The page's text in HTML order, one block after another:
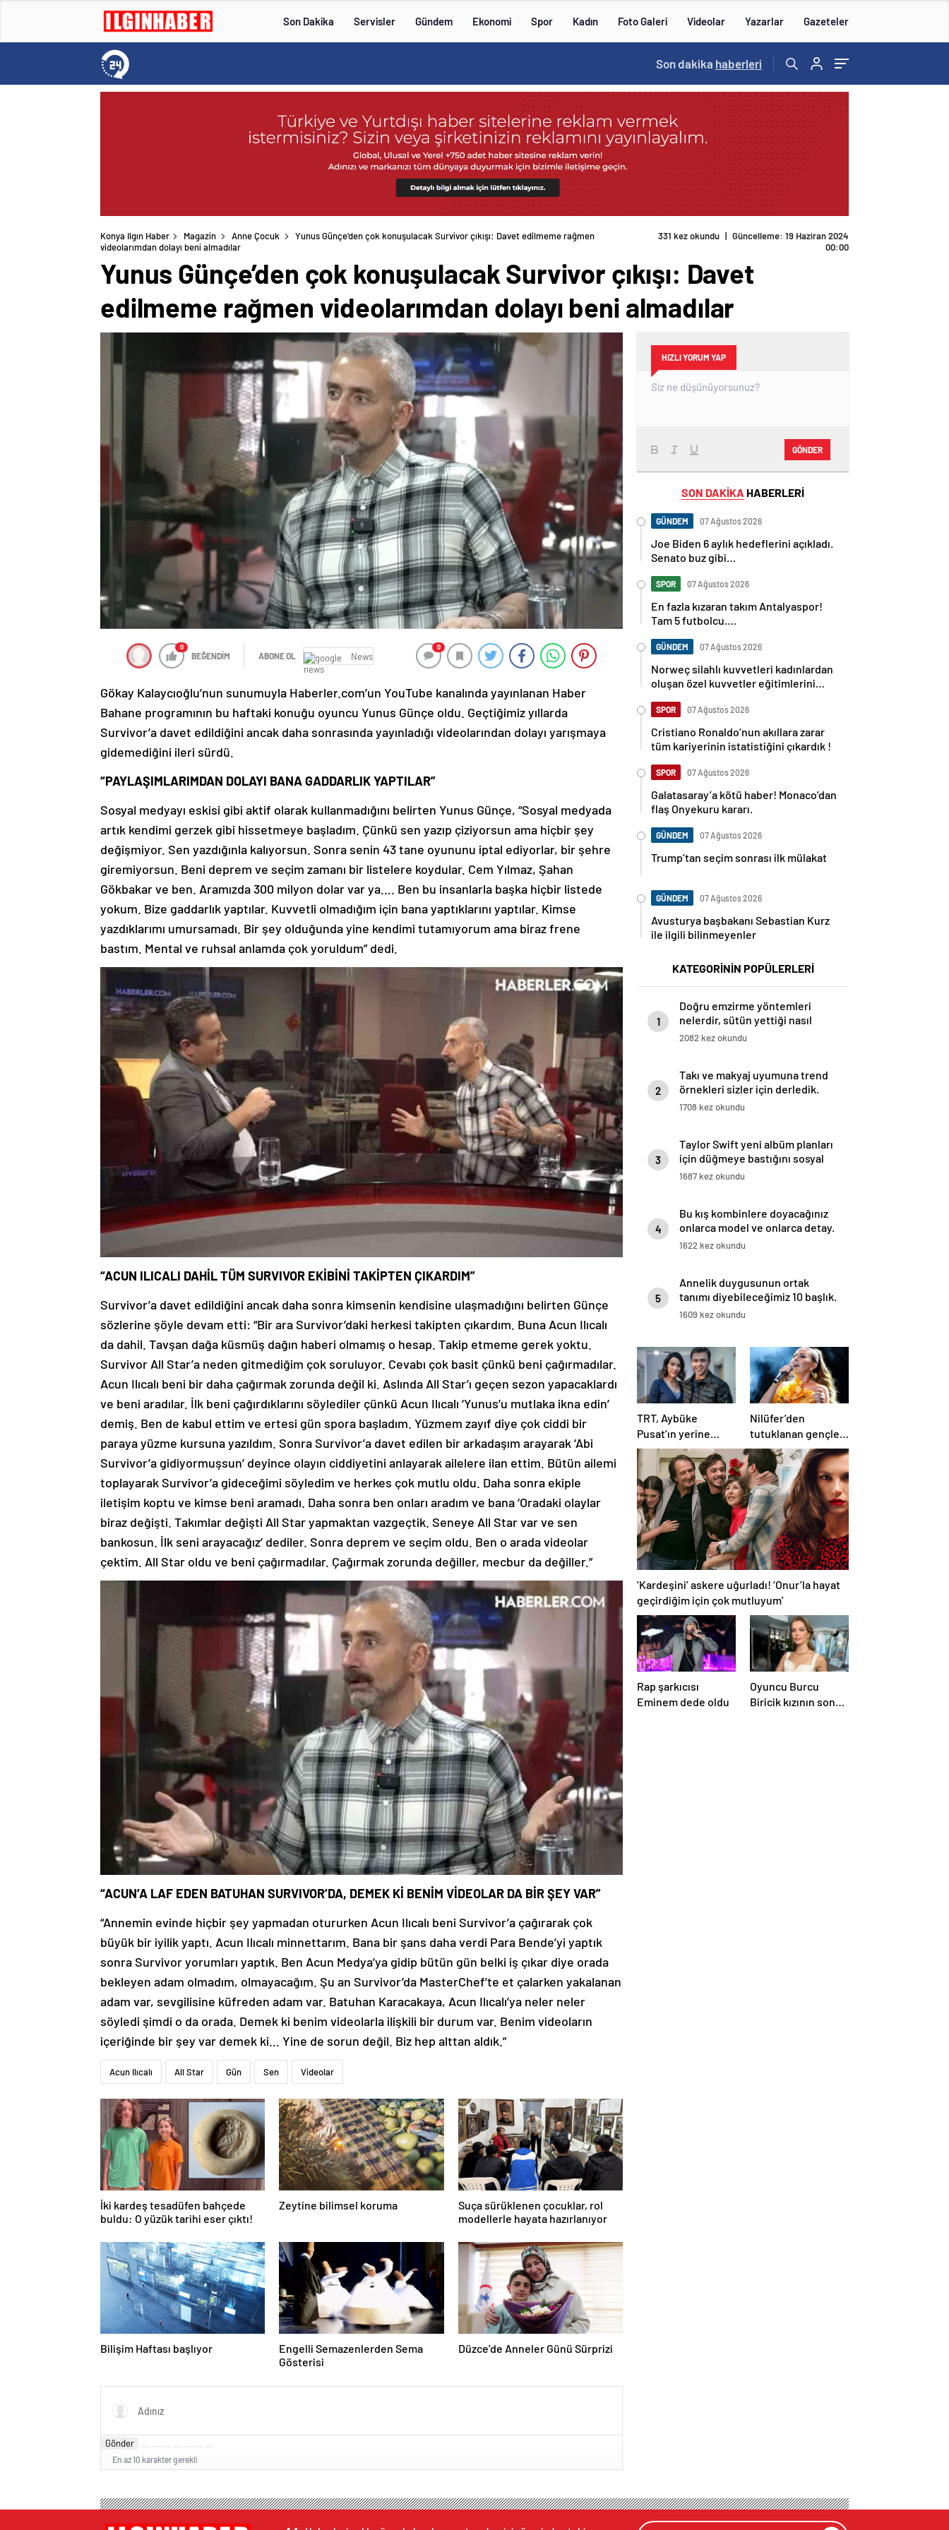
Son Dakika Servisler Gündem Ekonomi Spor Kadın Foto Galeri Videolar Yazarlar Gazeteler
Son dakika haberleri
Konya Ilgın Haber Magazin Anne Çocuk
Yunus Günçe’den çok konuşulacak Survivor çıkışı: Davet edilmeme rağmen
videolarımdan dolayı beni almadılar
331 kez okundu | Güncelleme: 19 Haziran 2024
00:00
Yunus Günçe’den çok konuşulacak Survivor çıkışı: Davet
edilmeme rağmen videolarımdan dolayı beni almadılar
0
BEĞENDİM ABONE OL News
0
Gökay Kalaycıoğlu’nun sunumuyla Haberler.com’un YouTube kanalında yayınlanan Haber
Bahane programının bu haftaki konuğu oyuncu Yunus Günçe oldu. Geçtiğimiz yıllarda
Survivor’a davet edildiğini ancak daha sonrasında yayınladığı videolarından dolayı yarışmaya
gidemediğini ileri sürdü.
“PAYLAŞIMLARIMDAN DOLAYI BANA GADDARLIK YAPTILAR”
Sosyal medyayı eskisi gibi aktif olarak kullanmadığını belirten Yunus Günçe, “Sosyal medyada
artık kendimi gerzek gibi hissetmeye başladım. Çünkü sen yazıp çiziyorsun ama hiçbir şey
değişmiyor. Sen yazdığınla kalıyorsun. Sonra senin 43 tane oyununu iptal ediyorlar, bir şehre
giremiyorsun. Beni deprem ve seçim zamanı bir listelere koydular. Cem Yılmaz, Şahan
Gökbakar ve ben. Aramızda 300 milyon dolar var ya…. Ben bu insanlarla başka hiçbir listede
yokum. Bize gaddarlık yaptılar. Kuvvetli olmadığım için bana yaptıklarını yaptılar. Kimse
yazdıklarımı umursamadı. Bir şey olduğunda yine kendimi tutamıyorum ama biraz frene
bastım. Mental ve ruhsal anlamda çok yoruldum” dedi.
“ACUN ILICALI DAHİL TÜM SURVIVOR EKİBİNİ TAKİPTEN ÇIKARDIM”
Survivor’a davet edildiğini ancak daha sonra kimsenin kendisine ulaşmadığını belirten Günçe
sözlerine şöyle devam etti: “Bir ara Survivor’daki herkesi takipten çıkardım. Buna Acun Ilıcalı
da dahil. Tavşan dağa küsmüş dağın haberi olmamış o hesap. Takip etmeme gerek yoktu.
Survivor All Star’a neden gitmediğim çok soruluyor. Cevabı çok basit çünkü beni çağırmadılar.
Acun Ilıcalı beni bir daha çağırmak zorunda değil ki. Aslında All Star’ı geçen sezon yapacaklardı
ve beni aradılar. İlk beni çağırdıklarını söylediler çünkü Acun Ilıcalı ‘Yunus’u mutlaka ikna edin’
demiş. Ben de kabul ettim ve ertesi gün spora başladım. Yüzmem zayıf diye çok ciddi bir
paraya yüzme kursuna yazıldım. Sonra Survivor’a davet edilen bir arkadaşım arayarak ‘Abi
Survivor’a gidiyormuşsun’ deyince olayın ciddiyetini anlayarak ailelere ilan ettim. Bütün ailemi
toplayarak Survivor’a gideceğimi söyledim ve herkes çok mutlu oldu. Daha sonra ekiple
iletişim koptu ve kimse beni aramadı. Daha sonra ben onları aradım ve bana ‘Oradaki olaylar
biraz değişti. Takımlar değişti All Star yapmaktan vazgeçtik. Seneye All Star var ve sen
bankosun. İlk seni arayacağız’ dediler. Sonra deprem ve seçim oldu. Ben o arada videolar
çektim. All Star oldu ve beni çağırmadılar. Çağırmak zorunda değiller, mecbur da değiller.”
“ACUN’A LAF EDEN BATUHAN SURVIVOR’DA, DEMEK Kİ BENİM VİDEOLAR DA BİR ŞEY VAR”
“Annemin evinde hiçbir şey yapmadan otururken Acun Ilıcalı beni Survivor’a çağırarak çok
büyük bir iyilik yaptı. Acun Ilıcalı minnettarım. Bana bir şans daha verdi Para Bende’yi yaptık
sonra Survivor yorumları yaptık. Ben Acun Medya’ya gidip bütün gün belki iş çıkar diye orada
bekleyen adam olmadım, olmayacağım. Şu an Survivor’da MasterChef’te et çalarken yakalanan
adam var, sevgilisine küfreden adam var. Batuhan Karacakaya, Acun Ilıcalı’ya neler neler
söyledi şimdi o da orada. Demek ki benim videolarla ilişkili bir durum var. Benim videoların
içeriğinde bir şey var demek ki… Yine de sorun değil. Biz hep alttan aldık.”
Acun Ilıcalı All Star Gün Sen Videolar
İki kardeş tesadüfen bahçede
buldu: O yüzük tarihi eser çıktı!
Zeytine bilimsel koruma
Suça sürüklenen çocuklar, rol
modellerle hayata hazırlanıyor
Bilişim Haftası başlıyor
Engelli Semazenlerden Sema
Gösterisi
Düzce’de Anneler Günü Sürprizi
Gönder
En az 10 karakter gerekli
HIZLI YORUM YAP
GÖNDER
SON DAKİKA HABERLERİ
GÜNDEM 07 Ağustos 2026
Joe Biden 6 aylık hedeflerini açıkladı.
Senato buz gibi…
SPOR 07 Ağustos 2026
En fazla kızaran takım Antalyaspor!
Tam 5 futbolcu….
GÜNDEM 07 Ağustos 2026
Norweç silahlı kuvvetleri kadınlardan
oluşan özel kuvvetler eğitimlerini
SPOR 07 Ağustos 2026
Cristiano Ronaldo’nun akıllara zarar
tüm kariyerinin istatistiğini çıkardık !
SPOR 07 Ağustos 2026
Galatasaray’a kötü haber! Monaco’dan
flaş Onyekuru kararı.
GÜNDEM 07 Ağustos 2026
Trump’tan seçim sonrası ilk mülakat
GÜNDEM 07 Ağustos 2026
Avusturya başbakanı Sebastian Kurz
ile ilgili bilinmeyenler
KATEGORİNİN POPÜLERLERİ
1
Doğru emzirme yöntemleri
nelerdir, sütün yettiği nasıl
anlaşılır?
2082 kez okundu
2
Takı ve makyaj uyumuna trend
örnekleri sizler için derledik.
1708 kez okundu
3
Taylor Swift yeni albüm planları
için düğmeye bastığını sosyal
medyadan duyurdu!
1687 kez okundu
4
Bu kış kombinlere doyacağınız
onlarca model ve onlarca detay.
1622 kez okundu
5
Annelik duygusunun ortak
tanımı diyebileceğimiz 10 başlık.
1609 kez okundu
TRT, Aybüke
Pusat’ın yerine
bakın kime teklif
götürdü
Nilüfer’den
tutuklanan gençler
için destek mesajı
‘Kardeşini’ askere uğurladı! ‘Onur’la hayat
geçirdiğim için çok mutluyum’
Rap şarkıcısı
Eminem dede oldu
Oyuncu Burcu
Biricik kızının son